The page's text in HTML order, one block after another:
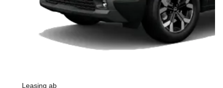
Leasing ab